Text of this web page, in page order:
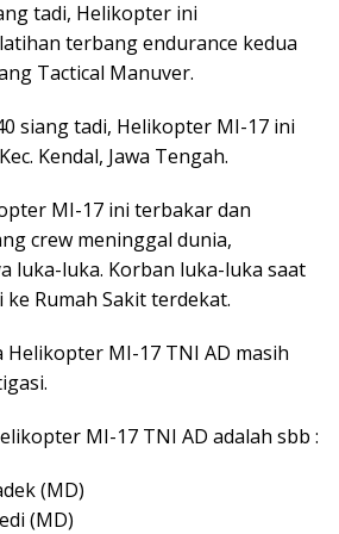
tadi, Helikopter ini
terbang endurance kedua
Tactical Manuver.
siang tadi, Helikopter MI-17 ini
Kendal, Jawa Tengah.
MI-17 ini terbakar dan
crew meninggal dunia,
luka-luka. Korban luka-luka saat
Rumah Sakit terdekat.
Helikopter MI-17 TNI AD masih
MI-17 TNI AD adalah sbb :
(MD)
(MD)